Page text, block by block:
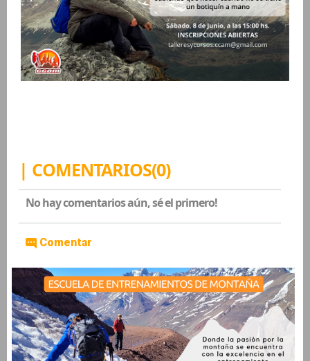
| COMENTARIOS(0)
No hay comentarios aún, sé el primero!
Comentar